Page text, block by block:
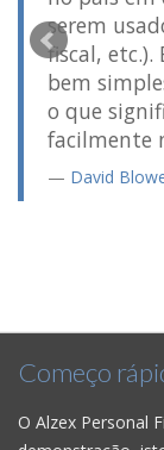
serem
fiscal,
bem
o que
facilmente
David
Começo
O Alzex Personal